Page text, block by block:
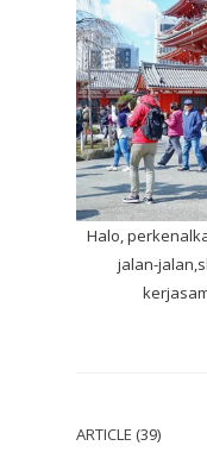
Halo,
jalan-
ARTICLE (39)